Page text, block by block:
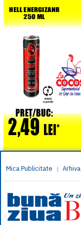
Mica Publicitate | Arhiva